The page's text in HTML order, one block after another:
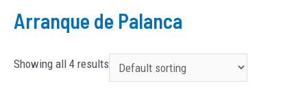
Arranque de Palanca
Showing all 4 results